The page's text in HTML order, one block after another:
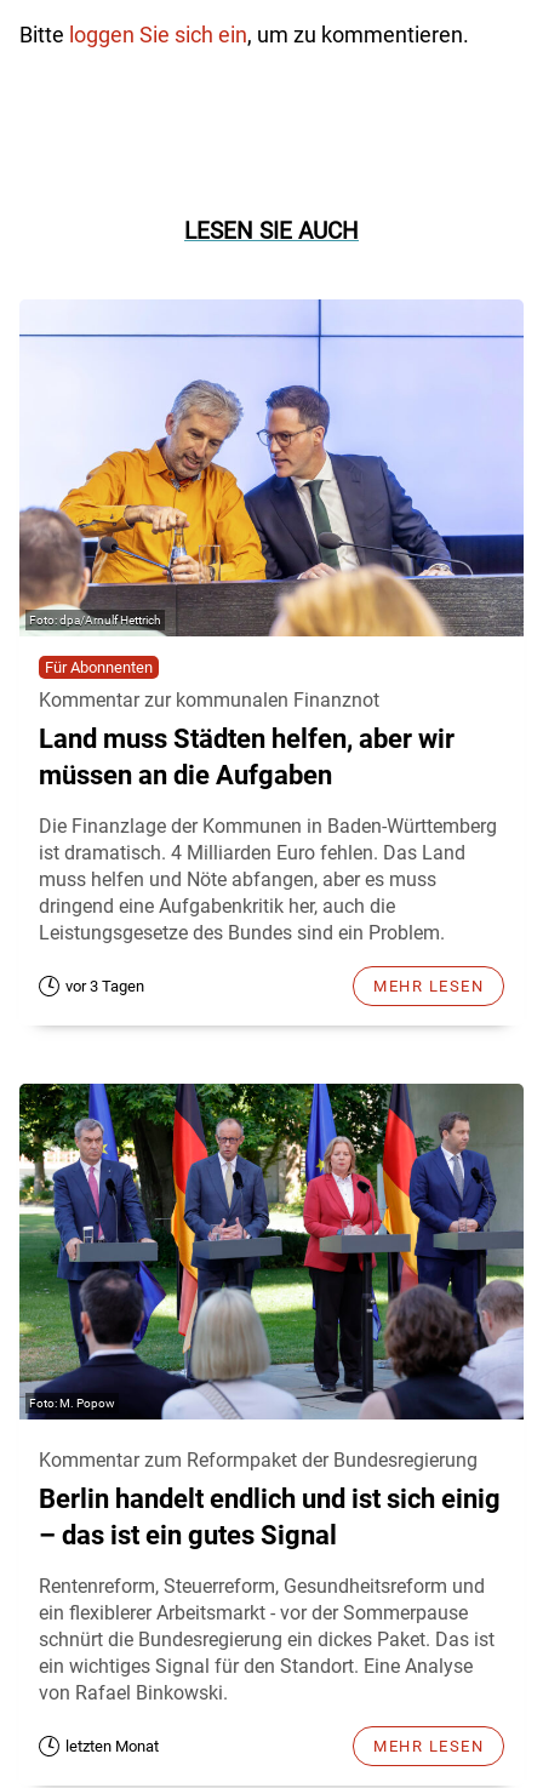
Bitte loggen Sie sich ein, um zu kommentieren.
LESEN SIE AUCH
dpa/Arnulf Hettrich
Für Abonnenten
Kommentar zur kommunalen Finanznot
Land muss Städten helfen, aber wir
müssen an die Aufgaben
Die Finanzlage der Kommunen in Baden-Württemberg
ist dramatisch. 4 Milliarden Euro fehlen. Das Land
muss helfen und Nöte abfangen, aber es muss
dringend eine Aufgabenkritik her, auch die
Leistungsgesetze des Bundes sind ein Problem.
vor 3 Tagen MEHR LESEN
M. Popow
Kommentar zum Reformpaket der Bundesregierung
Berlin handelt endlich und ist sich einig
– das ist ein gutes Signal
Rentenreform, Steuerreform, Gesundheitsreform und
ein flexiblerer Arbeitsmarkt - vor der Sommerpause
schnürt die Bundesregierung ein dickes Paket. Das ist
ein wichtiges Signal für den Standort. Eine Analyse
von Rafael Binkowski.
letzten Monat MEHR LESEN